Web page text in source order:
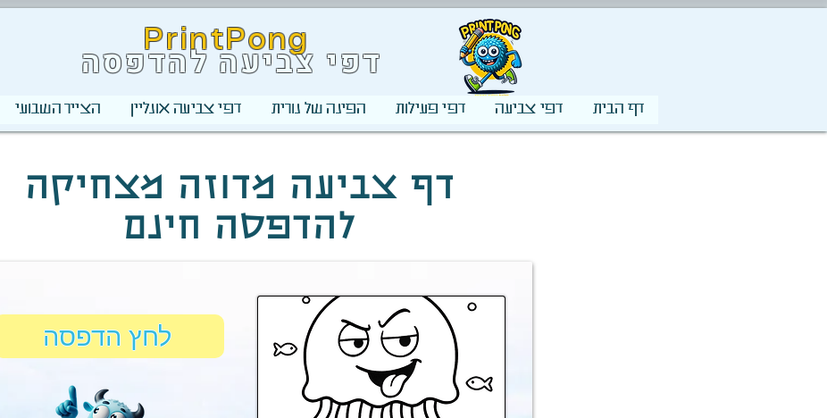
PrintPong
דפי צביעה להדפסה
דף הבית דפי צביעה דפי פעילות הפינה של נורית דפי צביעה אונליין הצייר השבועי
דף צביעה מדוזה מצחיקה
להדפסה חינם
לחץ הדפסה